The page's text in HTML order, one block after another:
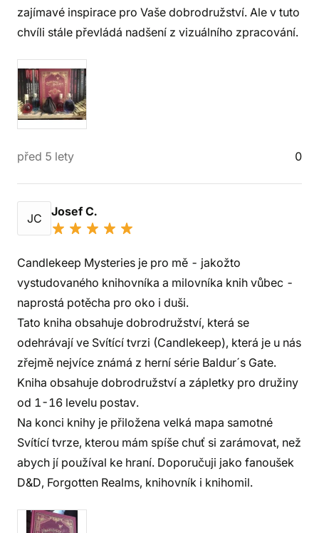
zajímavé inspirace pro Vaše dobrodružství. Ale v tuto
chvíli stále převládá nadšení z vizuálního zpracování.
před 5 lety 0
JC Josef C.
Candlekeep Mysteries je pro mě - jakožto
vystudovaného knihovníka a milovníka knih vůbec -
naprostá potěcha pro oko i duši.
Tato kniha obsahuje dobrodružství, která se
odehrávají ve Svítící tvrzi (Candlekeep), která je u nás
zřejmě nejvíce známá z herní série Baldur´s Gate.
Kniha obsahuje dobrodružství a zápletky pro družiny
od 1-16 levelu postav.
Na konci knihy je přiložena velká mapa samotné
Svítící tvrze, kterou mám spíše chuť si zarámovat, než
abych jí používal ke hraní. Doporučuji jako fanoušek
D&D, Forgotten Realms, knihovník i knihomil.